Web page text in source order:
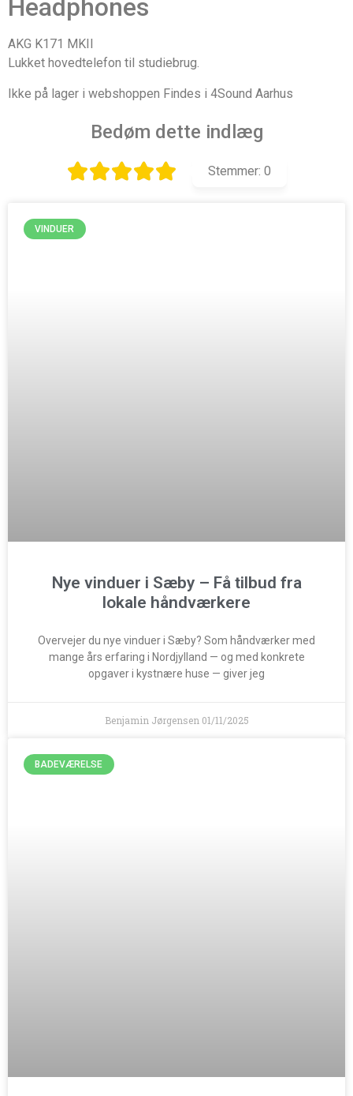
Headphones
AKG K171 MKII
Lukket hovedtelefon til studiebrug.
Ikke på lager i webshoppen Findes i 4Sound Aarhus
Bedøm dette indlæg
Stemmer: 0
VINDUER
Nye vinduer i Sæby – Få tilbud fra
lokale håndværkere
Overvejer du nye vinduer i Sæby? Som håndværker med
mange års erfaring i Nordjylland — og med konkrete
opgaver i kystnære huse — giver jeg
Benjamin Jørgensen 01/11/2025
BADEVÆRELSE